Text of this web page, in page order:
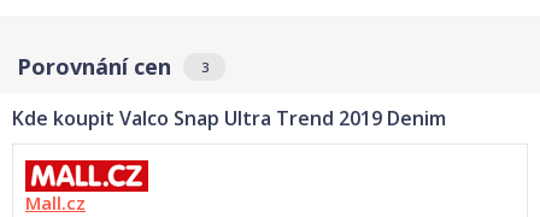
Porovnání cen 3
Kde koupit Valco Snap Ultra Trend 2019 Denim
Mall.cz